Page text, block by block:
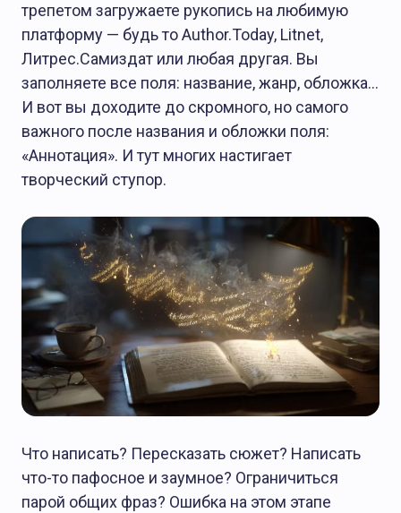
БЕЗ РУБРИКИ
О Журнале АТ
Редакция 04.02.2025
трепетом загружаете рукопись на любимую
платформу — будь то Author.Today, Litnet,
Литрес.Самиздат или любая другая. Вы
заполняете все поля: название, жанр, обложка…
И вот вы доходите до скромного, но самого
важного после названия и обложки поля:
«Аннотация». И тут многих настигает
творческий ступор.
Что написать? Пересказать сюжет? Написать
что-то пафосное и заумное? Ограничиться
парой общих фраз? Ошибка на этом этапе